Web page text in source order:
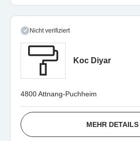
Nicht verifiziert
Koc Diyar
4800 Attnang-Puchheim
MEHR DETAILS